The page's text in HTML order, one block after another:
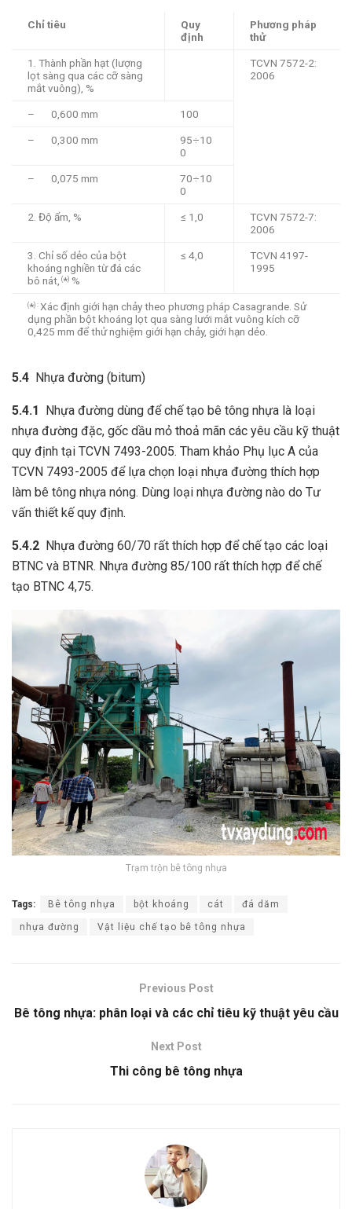
Chỉ tiêu
Quy
định
Phương pháp
thử
1. Thành phần hạt (lượng
lọt sàng qua các cỡ sàng
mắt vuông), %
TCVN 7572-2:
2006
– 0,600 mm 100
– 0,300 mm
95÷10
0
– 0,075 mm
70÷10
0
2. Độ ẩm, % ≤ 1,0
TCVN 7572-7:
2006
3. Chỉ số dẻo của bột
khoáng nghiền từ đá các
bô nát, (*) %
≤ 4,0
TCVN 4197-
1995
(*) : Xác định giới hạn chảy theo phương pháp Casagrande. Sử
dụng phần bột khoáng lọt qua sàng lưới mắt vuông kích cỡ
0,425 mm để thử nghiệm giới hạn chảy, giới hạn dẻo.
5.4 Nhựa đường (bitum)
5.4.1 Nhựa đường dùng để chế tạo bê tông nhựa là loại
nhựa đường đặc, gốc dầu mỏ thoả mãn các yêu cầu kỹ thuật
quy định tại TCVN 7493-2005. Tham khảo Phụ lục A của
TCVN 7493-2005 để lựa chọn loại nhựa đường thích hợp
làm bê tông nhựa nóng. Dùng loại nhựa đường nào do Tư
vấn thiết kế quy định.
5.4.2 Nhựa đường 60/70 rất thích hợp để chế tạo các loại
BTNC và BTNR. Nhựa đường 85/100 rất thích hợp để chế
tạo BTNC 4,75.
Trạm trộn bê tông nhựa
Tags: Bê tông nhựa bột khoáng cát đá dăm
nhựa đường Vật liệu chế tạo bê tông nhựa
Previous Post
Bê tông nhựa: phân loại và các chỉ tiêu kỹ thuật yêu cầu
Next Post
Thi công bê tông nhựa